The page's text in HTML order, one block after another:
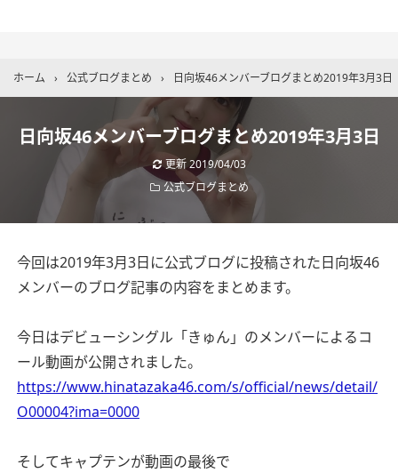
ホーム › 公式ブログまとめ › 日向坂46メンバーブログまとめ2019年3月3日
日向坂46メンバーブログまとめ2019年3月3日
更新2019/04/03
公式ブログまとめ
今回は2019年3月3日に公式ブログに投稿された日向坂46
メンバーのブログ記事の内容をまとめます。
今日はデビューシングル「きゅん」のメンバーによるコ
ール動画が公開されました。
https://www.hinatazaka46.com/s/official/news/detail/
O00004?ima=0000
そしてキャプテンが動画の最後で